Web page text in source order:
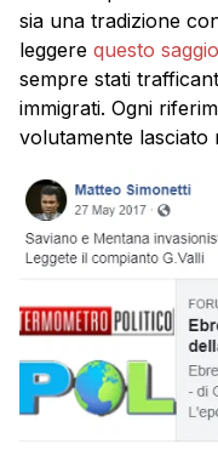
sia una tradizione
leggere questo saggio
sempre stati
immigrati. Ogni
volutamente lasciato